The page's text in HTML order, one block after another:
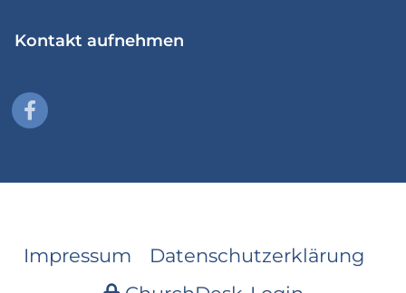
Kontakt aufnehmen
Impressum
Datenschutzerklärung